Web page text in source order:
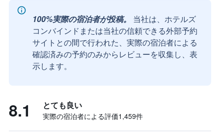
100%実際の宿泊者が投稿。
当社は、ホテルズ
コンバインドまたは当社の信頼できる外部予約
サイトとの間で行われた、実際の宿泊者による
確認済みの予約のみからレビューを収集し、表
示します。
8.1 とても良い
実際の宿泊者による評価1,459​件